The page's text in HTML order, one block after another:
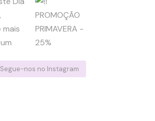
Segue-nos no Instagram